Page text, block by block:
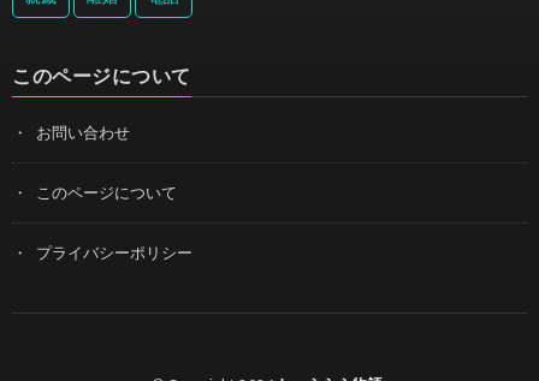
このページについて
お問い合わせ
このページについて
プライバシーポリシー